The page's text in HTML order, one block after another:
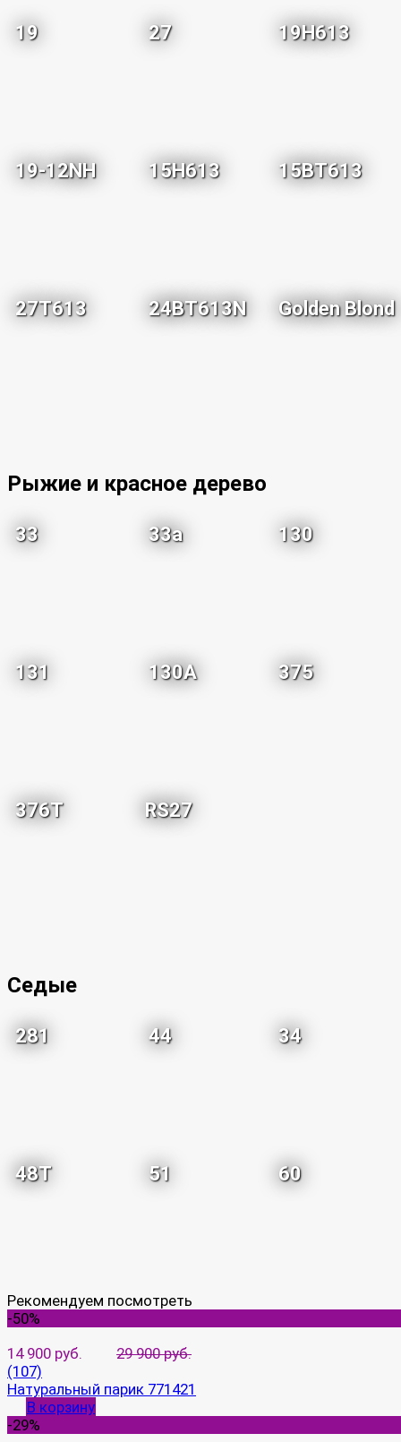
19 27 19H613
19-12NH 15H613 15BT613
27T613 24BT613N Golden Blond
Рыжие и красное дерево
33 33a 130
131 130A 375
376T RS27
Седые
281 44 34
48T 51 60
Рекомендуем посмотреть
-50%
14 900 руб.
29 900 руб.
(107)
Натуральный парик 771421
В корзину
-29%